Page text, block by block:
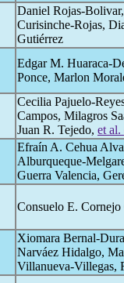
Daniel Rojas-
Curisinche-Rojas,
Gutiérrez
Edgar M. Huaraca-
Ponce, Marlon
Cecilia Pajuelo-
Campos, Milagros
Juan R. Tejedo, et
Efraín A. Cehua
Alburqueque-
Guerra Valencia,
Consuelo E. Cornejo
Xiomara Bernal-
Narváez Hidalgo,
Villanueva-Villegas,